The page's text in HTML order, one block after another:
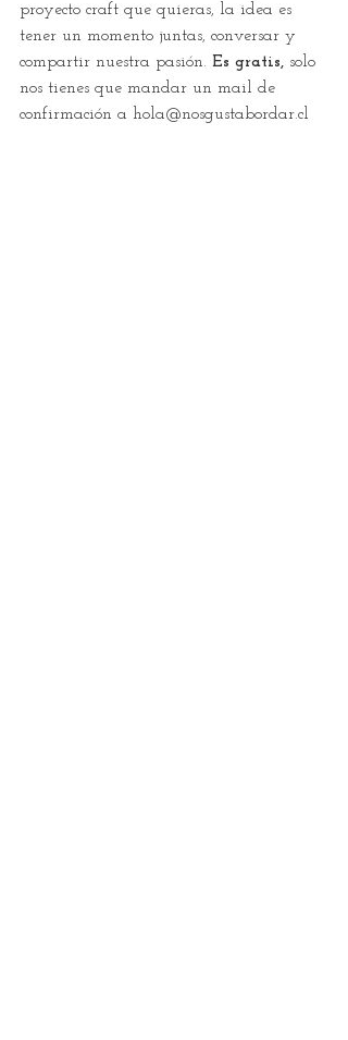
proyecto craft que quieras, la idea es
tener un momento juntas, conversar y
compartir nuestra pasión. Es gratis, solo
nos tienes que mandar un mail de
confirmación a hola@nosgustabordar.cl